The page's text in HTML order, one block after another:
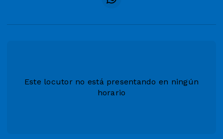
Este locutor no está presentando en ningún
horario